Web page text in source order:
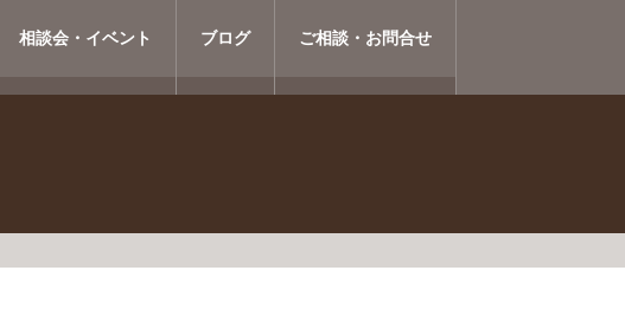
相談会・イベント ブログ ご相談・お問合せ